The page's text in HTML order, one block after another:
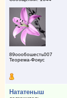
89ооо6ошесть007
Теорема-Фокус
Нататеныш